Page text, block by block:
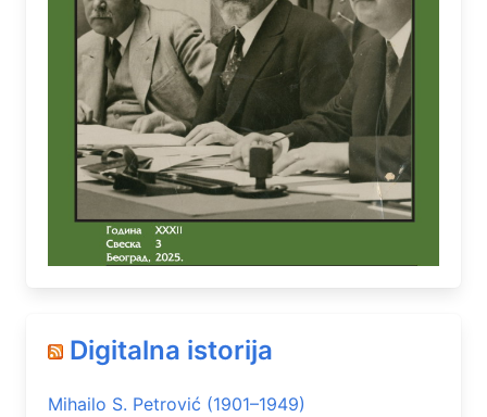
Digitalna istorija
Mihailo S. Petrović (1901–1949)